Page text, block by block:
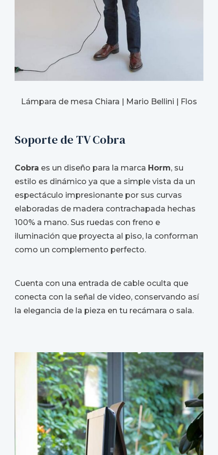
Lámpara de mesa Chiara | Mario Bellini | Flos
Soporte de TV Cobra
Cobra es un diseño para la marca Horm, su
estilo es dinámico ya que a simple vista da un
espectáculo impresionante por sus curvas
elaboradas de madera contrachapada hechas
100% a mano. Sus ruedas con freno e
iluminación que proyecta al piso, la conforman
como un complemento perfecto.
Cuenta con una entrada de cable oculta que
conecta con la señal de video, conservando así
la elegancia de la pieza en tu recámara o sala.